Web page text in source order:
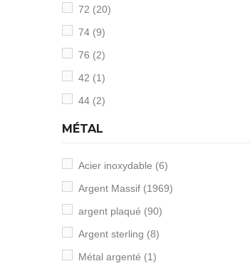
72 (20)
74 (9)
76 (2)
42 (1)
44 (2)
MÉTAL
Acier inoxydable (6)
Argent Massif (1969)
argent plaqué (90)
Argent sterling (8)
Métal argenté (1)